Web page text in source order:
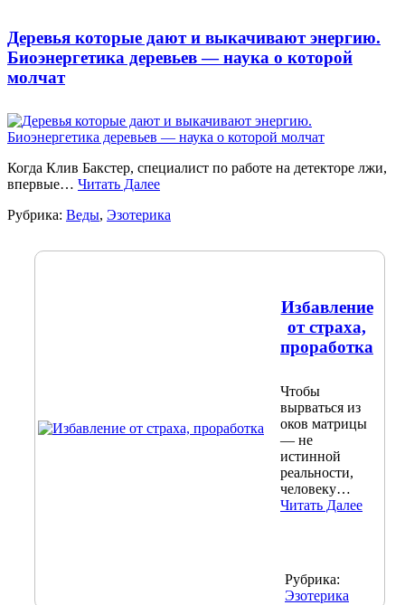
Деревья которые дают и выкачивают энергию.
Биоэнергетика деревьев — наука о которой
молчат
Когда Клив Бакстер, специалист по работе на детекторе лжи,
впервые… Читать Далее
Рубрика: Веды, Эзотерика
Избавление
от страха,
проработка
Чтобы
вырваться из
оков матрицы
— не
истинной
реальности,
человеку…
Читать Далее
Рубрика:
Эзотерика